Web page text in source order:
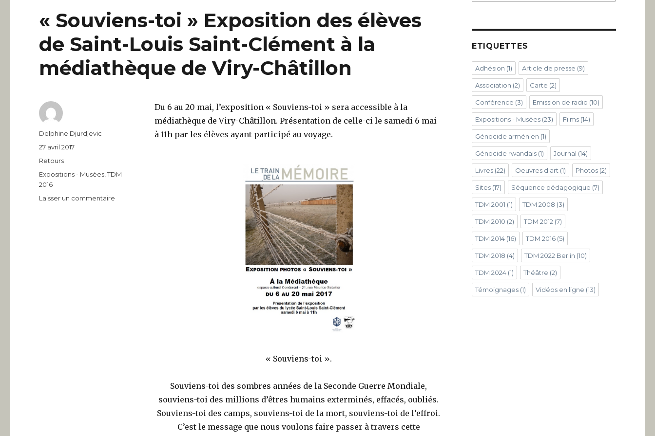
« Souviens-toi » Exposition des élèves
de Saint-Louis Saint-Clément à la
médiathèque de Viry-Châtillon
Du 6 au 20 mai, l’exposition « Souviens-toi » sera accessible à la
médiathèque de Viry-Châtillon. Présentation de celle-ci le samedi 6 mai
à 11h par les élèves ayant participé au voyage.
« Souviens-toi ».
Souviens-toi des sombres années de la Seconde Guerre Mondiale,
souviens-toi des millions d’êtres humains exterminés, effacés, oubliés.
Souviens-toi des camps, souviens-toi de la mort, souviens-toi de l’effroi.
C’est le message que nous voulons faire passer à travers cette
Auteur
Delphine Djurdjevic
Publié
27 avril 2017
Catégories
Retours
Étiquettes
Expositions - Musées ,TDM
2016
Laisser un commentaire
ETIQUETTES
Adhésion (1) Article de presse (9)
Association (2) Carte (2)
Conférence (3) Emission de radio (10)
Expositions - Musées(23) Films(14)
Génocide arménien (1)
Génocide rwandais(1) Journal (14)
Livres(22) Oeuvres d'art (1) Photos(2)
Sites(17) Séquence pédagogique (7)
TDM 2001 (1) TDM 2008 (3)
TDM 2010 (2) TDM 2012 (7)
TDM 2014(16) TDM 2016(5)
TDM 2018 (4) TDM 2022 Berlin (10)
TDM 2024(1) Théâtre (2)
Témoignages(1) Vidéos en ligne (13)